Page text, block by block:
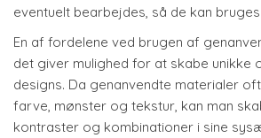
eventuelt bearbejdes, så de kan
En af fordelene ved brugen af
det giver mulighed for at skabe unikke
designs. Da genanvendte materialer
farve, mønster og tekstur, kan man
kontraster og kombinationer i sine